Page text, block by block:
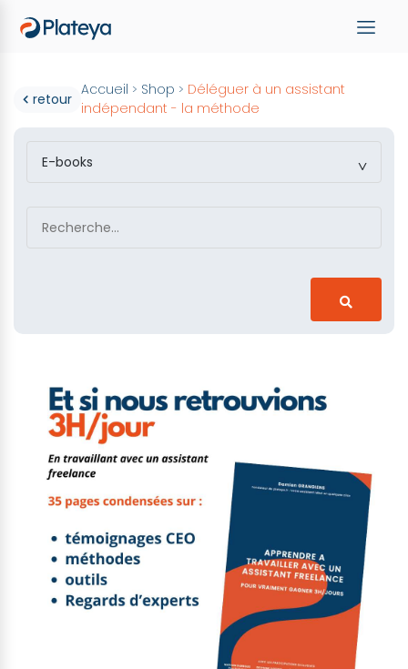
retour
Accueil > Shop > Déléguer à un assistant
indépendant - la méthode